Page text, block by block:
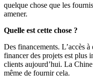
quelque chose que les
amener.
Quelle est cette chose ?
Des financements. L’accès
financer des projets est plus
clients aujourd’hui. La
même de fournir cela.